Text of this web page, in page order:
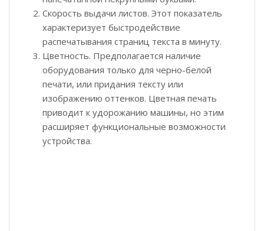
Скорость выдачи листов. Этот показатель
характеризует быстродействие
распечатывания страниц текста в минуту.
Цветность. Предполагается наличие
оборудования только для черно-белой
печати, или придания тексту или
изображению оттенков. Цветная печать
приводит к удорожанию машины, но этим
расширяет функциональные возможности
устройства.